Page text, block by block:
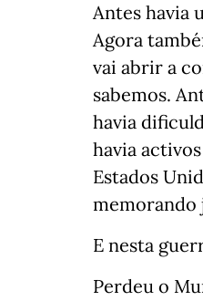
Antes havia
Agora
vai abrir a
sabemos.
havia
havia
Estados
memorando
E nesta
Perdeu o